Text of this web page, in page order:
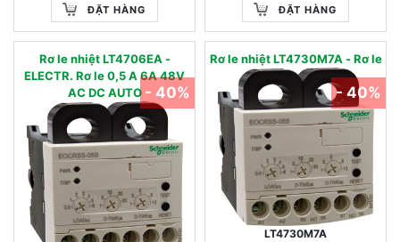
ĐẶT HÀNG ĐẶT HÀNG
Rơ le nhiệt LT4706EA -
ELECTR. Rơ le 0,5 A 6A 48V
AC DC AUTO - 40%
Rơ le nhiệt LT4730M7A - Rơ le
LT4730M7A
- 40%